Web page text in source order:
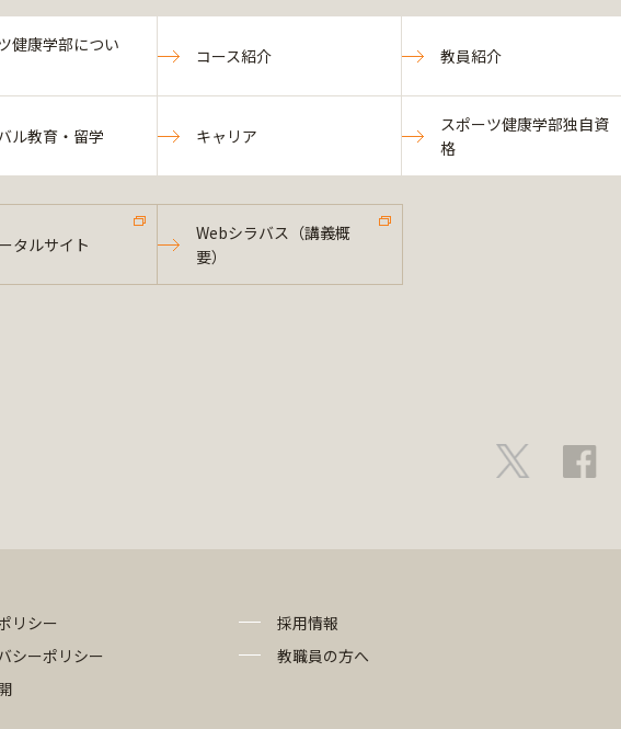
健康学部につい
コース紹介 教員紹介
ル教育・留学 キャリア
スポーツ健康学部独自資
格
タルサイト
Webシラバス（講義概
要）
リシー
シーポリシー
採用情報
教職員の方へ